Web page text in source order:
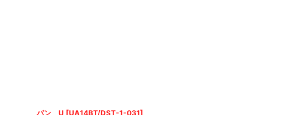
パン U [UA14BT/DST-1-031]